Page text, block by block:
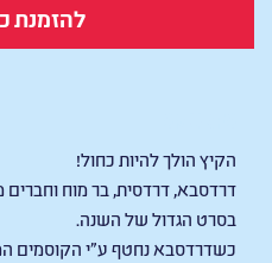
להזמנת
הקיץ הולך להיות כחול!
דרדסבא, דרדסית, בר מוח וחברים
בסרט הגדול של השנה.
כשדרדסבא נחטף ע"י הקוסמים